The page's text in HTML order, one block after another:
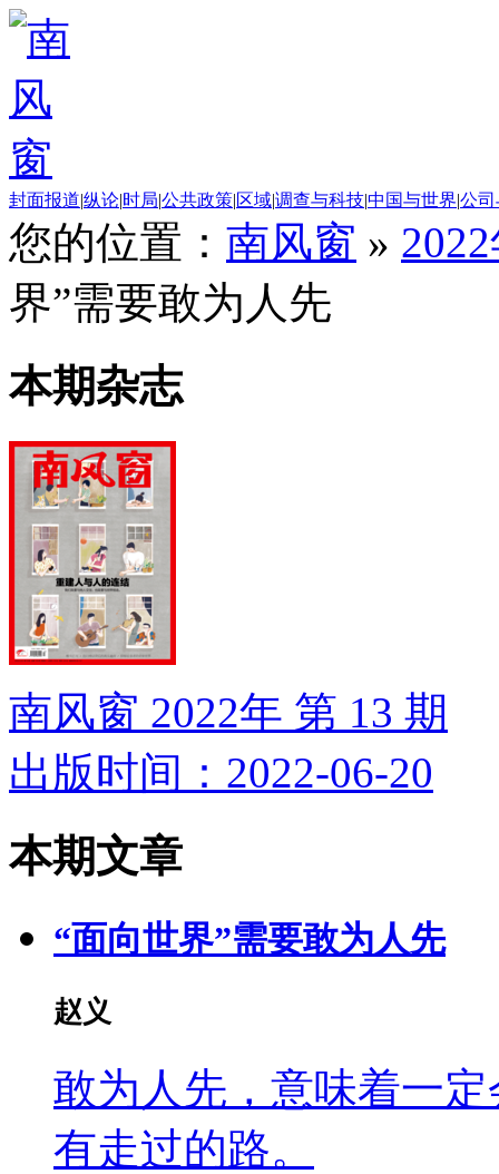
封面报道|纵论|时局|公共政策|区域|调查与科技|中国与世界|公
您的位置： 南风窗 »
界”需要敢为人先
本期杂志
南风窗 2022年 第 13 期
出版时间：2022-06-20
本期文章
“面向世界”需要敢为人先
赵义
敢为人先，意味着一
有走过的路。